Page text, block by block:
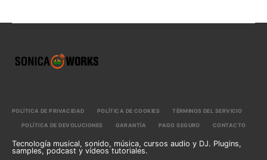
POLÍTICA DE PRIVACIDAD POLÍTICA DE COOKIES TÉRMINOS DEL SERVICIO
POLÍTICA DE DEVOLUCIONES GARANTÍA PAGO SEGURO CONTACTO
Tecnología musical, sonido, música, cursos audio y DJ. Plugins,
samples, podcast y vídeos tutoriales.